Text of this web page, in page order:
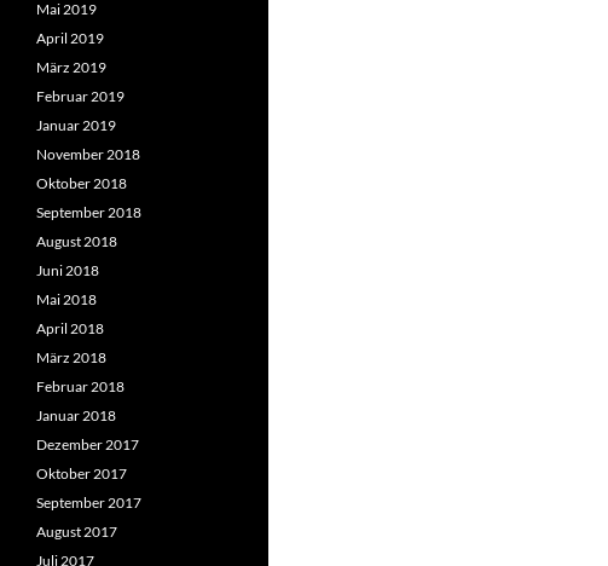
Mai 2019
April 2019
März 2019
Februar 2019
Januar 2019
November 2018
Oktober 2018
September 2018
August 2018
Juni 2018
Mai 2018
April 2018
März 2018
Februar 2018
Januar 2018
Dezember 2017
Oktober 2017
September 2017
August 2017
Juli 2017